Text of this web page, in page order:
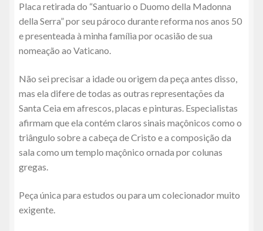
Placa retirada do “Santuario o Duomo della Madonna
della Serra” por seu pároco durante reforma nos anos 50
e presenteada à minha família por ocasião de sua
nomeação ao Vaticano.
Não sei precisar a idade ou origem da peça antes disso,
mas ela difere de todas as outras representações da
Santa Ceia em afrescos, placas e pinturas. Especialistas
afirmam que ela contém claros sinais maçônicos como o
triângulo sobre a cabeça de Cristo e a composição da
sala como um templo maçônico ornada por colunas
gregas.
Peça única para estudos ou para um colecionador muito
exigente.